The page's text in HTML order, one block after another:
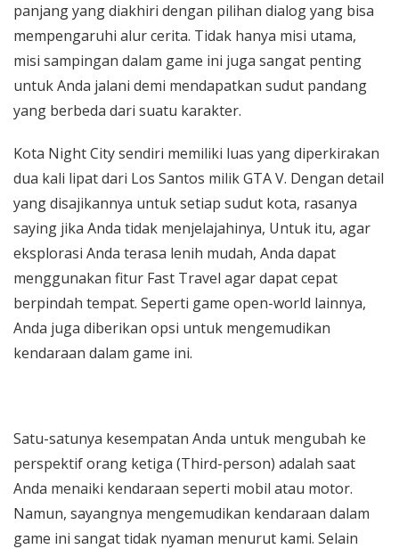
panjang yang diakhiri dengan pilihan dialog yang bisa
mempengaruhi alur cerita. Tidak hanya misi utama,
misi sampingan dalam game ini juga sangat penting
untuk Anda jalani demi mendapatkan sudut pandang
yang berbeda dari suatu karakter.
Kota Night City sendiri memiliki luas yang diperkirakan
dua kali lipat dari Los Santos milik GTA V. Dengan detail
yang disajikannya untuk setiap sudut kota, rasanya
saying jika Anda tidak menjelajahinya, Untuk itu, agar
eksplorasi Anda terasa lenih mudah, Anda dapat
menggunakan fitur Fast Travel agar dapat cepat
berpindah tempat. Seperti game open-world lainnya,
Anda juga diberikan opsi untuk mengemudikan
kendaraan dalam game ini.
Satu-satunya kesempatan Anda untuk mengubah ke
perspektif orang ketiga (Third-person) adalah saat
Anda menaiki kendaraan seperti mobil atau motor.
Namun, sayangnya mengemudikan kendaraan dalam
game ini sangat tidak nyaman menurut kami. Selain